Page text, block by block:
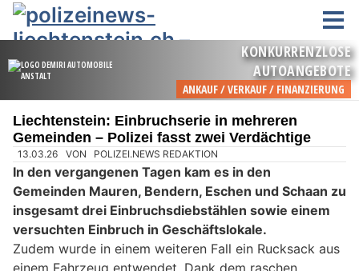
Liechtenstein: Einbruchserie in mehreren
Gemeinden – Polizei fasst zwei Verdächtige
13.03.26 VON POLIZEI.NEWS REDAKTION
In den vergangenen Tagen kam es in den
Gemeinden Mauren, Bendern, Eschen und Schaan zu
insgesamt drei Einbruchsdiebstählen sowie einem
versuchten Einbruch in Geschäftslokale.
Zudem wurde in einem weiteren Fall ein Rucksack aus